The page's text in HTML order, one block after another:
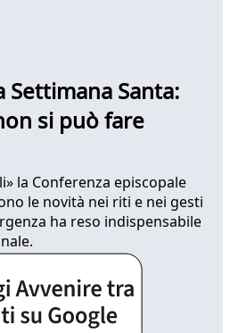
Santa:
si può fare
la Conferenza episcopale
le novità nei riti e nei gesti
ha reso indispensabile